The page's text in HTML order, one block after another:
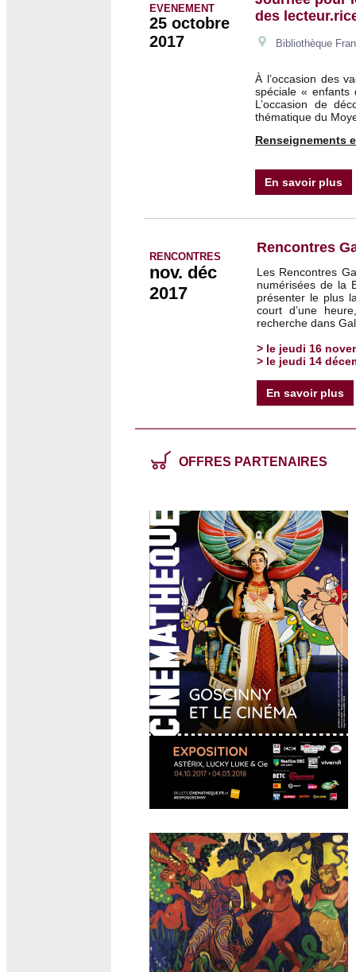
EVENEMENT
25 octobre
2017
des
Bibliothèque
À l’occasion des
spéciale «
L’occasion de
thématique du
Renseignements
En savoir plus
RENCONTRES
nov. déc
2017
Rencontres
Les Rencontres
numérisées de la
présenter le plus
court d’une
recherche dans
> le jeudi 16
> le jeudi 14
En savoir plus
OFFRES PARTENAIRES